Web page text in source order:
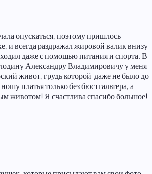
опускаться, поэтому пришлось
и всегда раздражал жировой валик внизу
даже с помощью питания и спорта. В
Александру Владимировичу у меня
живот, грудь которой даже не было до
платья только без бюстгальтера, а
животом! Я счастлива спасибо большое!